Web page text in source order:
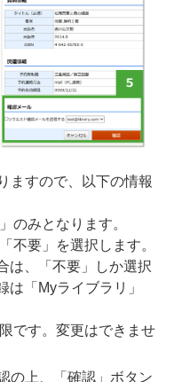
ますので、以下の情報
のみとなります。
不要」を選択します。
は、「不要」しか選択
は「Myライブラリ」
です。変更はできませ
の上、「確認」ボタン